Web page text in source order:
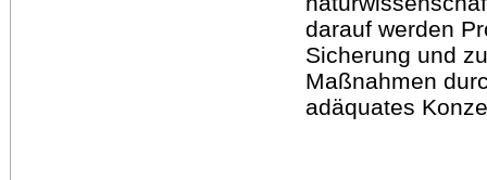
darauf werden
Sicherung und
Maßnahmen
adäquates